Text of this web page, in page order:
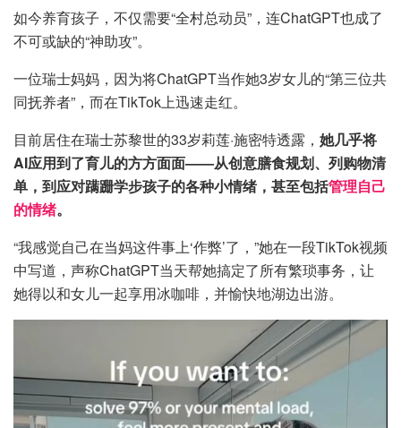
如今养育孩子，不仅需要“全村总动员”，连ChatGPT也成了
不可或缺的“神助攻”。
一位瑞士妈妈，因为将ChatGPT当作她3岁女儿的“第三位共
同抚养者”，而在TikTok上迅速走红。
目前居住在瑞士苏黎世的33岁莉莲·施密特透露， 她几乎将
AI应用到了育儿的方方面面——从创意膳食规划、列购物清
单，到应对蹒跚学步孩子的各种小情绪，甚至包括管理自己
的情绪。
“我感觉自己在当妈这件事上‘作弊’了，”她在一段TikTok视频
中写道，声称ChatGPT当天帮她搞定了所有繁琐事务，让
她得以和女儿一起享用冰咖啡，并愉快地湖边出游。